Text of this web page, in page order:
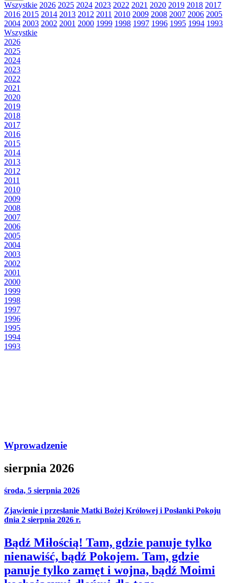
Wszystkie 2026 2025 2024 2023 2022 2021 2020 2019 2018 2017
2016 2015 2014 2013 2012 2011 2010 2009 2008 2007 2006 2005
2004 2003 2002 2001 2000 1999 1998 1997 1996 1995 1994 1993
Wszystkie
2026
2025
2024
2023
2022
2021
2020
2019
2018
2017
2016
2015
2014
2013
2012
2011
2010
2009
2008
2007
2006
2005
2004
2003
2002
2001
2000
1999
1998
1997
1996
1995
1994
1993
Wprowadzenie
sierpnia 2026
środa, 5 sierpnia 2026
Zjawienie i przesłanie Matki Bożej Królowej i Posłanki Pokoju
dnia 2 sierpnia 2026 r.
Bądź Miłością! Tam, gdzie panuje tylko
nienawiść, bądź Pokojem. Tam, gdzie
panuje tylko zamęt i wojna, bądź Moimi